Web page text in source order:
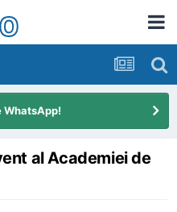
WhatsApp!
al Academiei de